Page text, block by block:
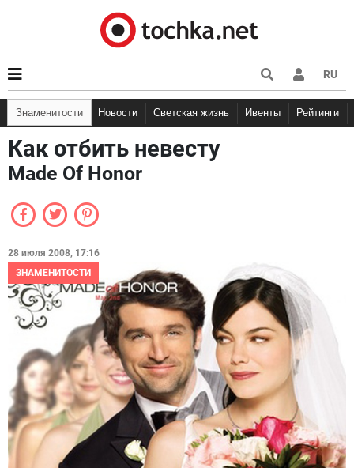
RU
Знаменитости Новости Светская жизнь Ивенты Рейтинги
Как отбить невесту
Made Of Honor
28 июля 2008, 17:16
ЗНАМЕНИТОСТИ